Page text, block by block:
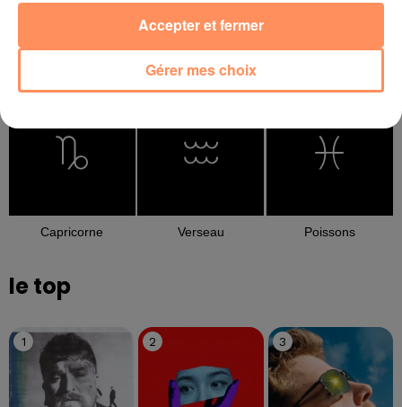
Scorpion
Capricorne Verseau Poissons
le top
1 2 3
Gérer mes choix
Accepter et fermer